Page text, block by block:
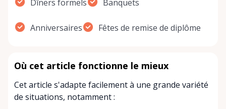
Dîners formels Banquets
Anniversaires Fêtes de remise de diplôme
Où cet article fonctionne le mieux
Cet article s'adapte facilement à une grande variété
de situations, notamment :